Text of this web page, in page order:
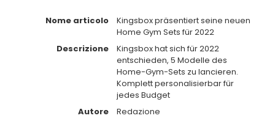
Nome articolo
Kingsbox präsentiert seine neuen
Home Gym Sets für 2022
Descrizione
Kingsbox hat sich für 2022
entschieden, 5 Modelle des
Home-Gym-Sets zu lancieren.
Komplett personalisierbar für
jedes Budget
Autore
Redazione